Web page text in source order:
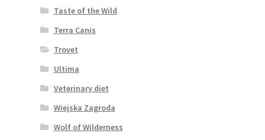
Taste of the Wild
Terra Canis
Trovet
Ultima
Veterinary diet
Wiejska Zagroda
Wolf of Wilderness